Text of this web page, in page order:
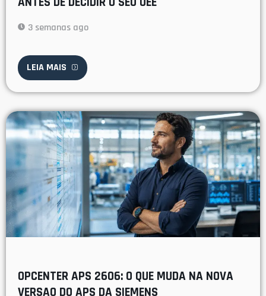
3 semanas ago
LEIA MAIS
OPCENTER APS 2606: O QUE MUDA NA NOVA
VERSAO DO APS DA SIEMENS